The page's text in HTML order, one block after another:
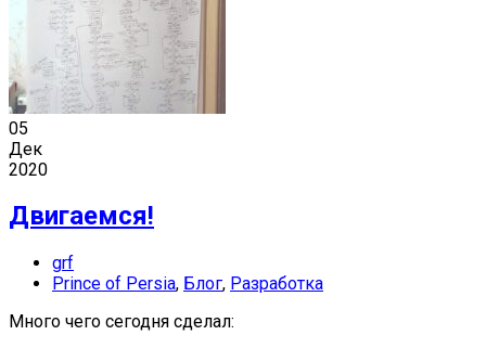
05
Дек
2020
Двигаемся!
grf
Prince of Persia, Блог, Разработка
Много чего сегодня сделал: